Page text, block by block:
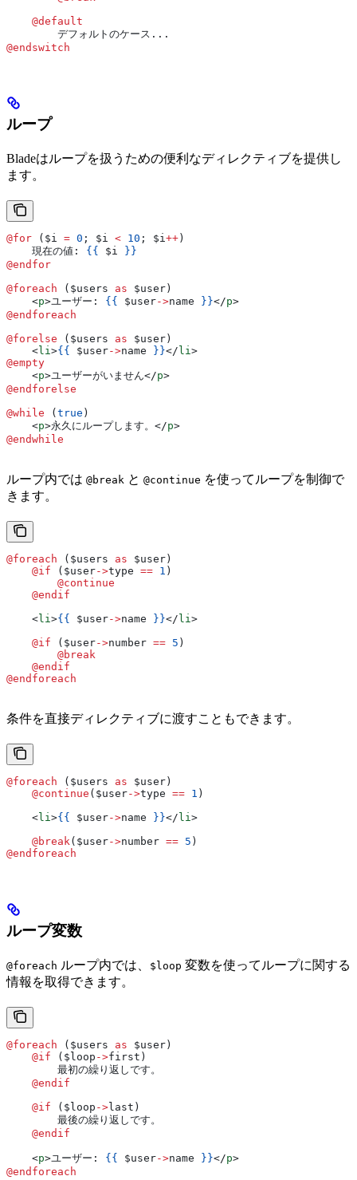
    @default
        デフォルトのケース...
@endswitch
ループ
Bladeはループを扱うための便利なディレクティブを提供し
ます。
@for ( $i = 0 ; $i < 10 ; $i++ )
    現在の値:
{{ $i }}
@endfor
@foreach
( $users as $user )
    <
p>ユーザー: {{ $user->name }}</p>
@endforeach
@forelse
( $users as $user )
    <
li>{{ $user->name }}</ li>
@empty
    <
p>ユーザーがいません</p>
@endforelse
@while
( true )
    <
p>永久にループします。 </p>
@endwhile
ループ内では @break と @continue を使ってループを制御で
きます。
@foreach ( $users as $user )
    @if
( $user->type == 1 )
        @continue
    @endif
    <
li>{{ $user->name }}</ li>
    @if
( $user->number == 5 )
        @break
    @endif
@endforeach
条件を直接ディレクティブに渡すこともできます。
@foreach ( $users as $user )
    @continue
( $user->type == 1 )
    <
li>{{ $user->name }}</ li>
    @break
( $user->number == 5 )
@endforeach
ループ変数
@foreach ループ内では、 $loop 変数を使ってループに関する
情報を取得できます。
@foreach ( $users as $user )
    @if
( $loop ->first )
        最初の繰り返しです。
    @endif
    @if
( $loop ->last )
        最後の繰り返しです。
    @endif
    <
p>ユーザー: {{ $user->name }}</p>
@endforeach